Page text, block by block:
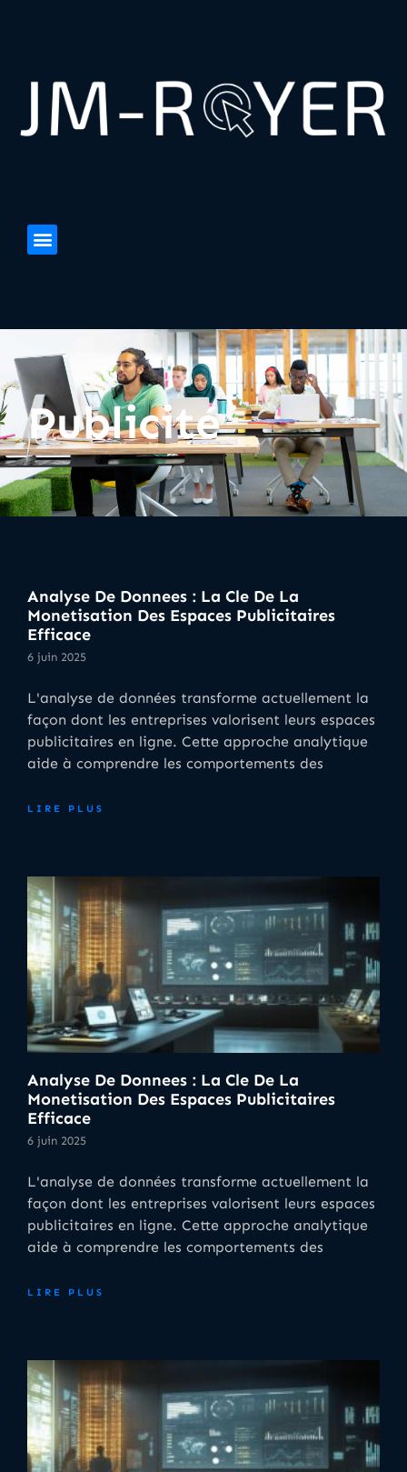
Publicité
Analyse De Donnees : La Cle De La
Monetisation Des Espaces Publicitaires
Efficace
6 juin 2025
L'analyse de données transforme actuellement la
façon dont les entreprises valorisent leurs espaces
publicitaires en ligne. Cette approche analytique
aide à comprendre les comportements des
LIRE PLUS
Analyse De Donnees : La Cle De La
Monetisation Des Espaces Publicitaires
Efficace
6 juin 2025
L'analyse de données transforme actuellement la
façon dont les entreprises valorisent leurs espaces
publicitaires en ligne. Cette approche analytique
aide à comprendre les comportements des
LIRE PLUS